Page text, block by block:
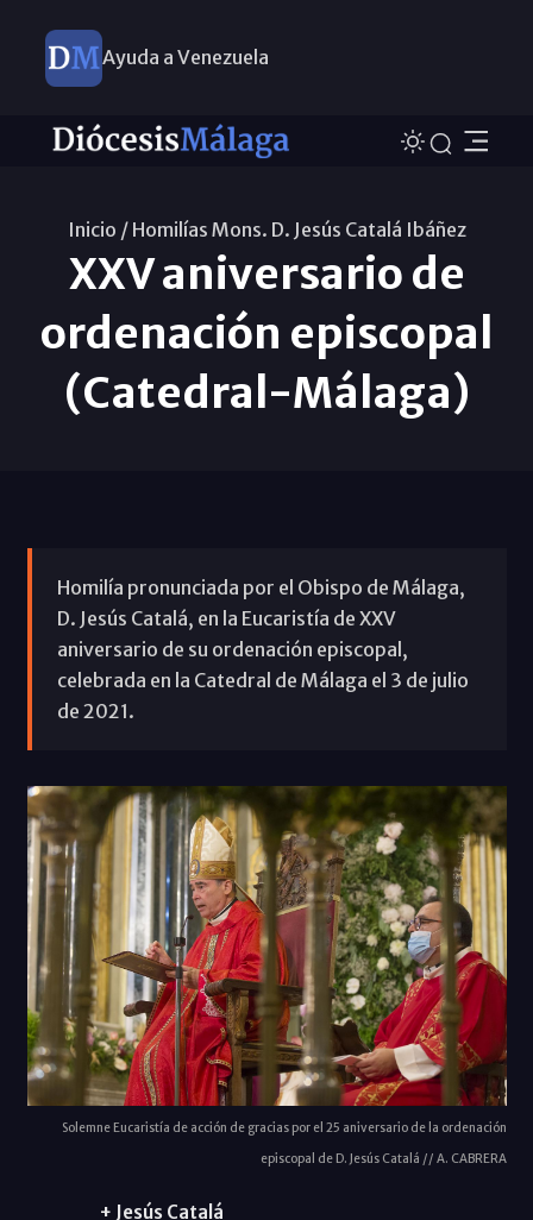
Ayuda a Venezuela
Inicio / Homilías Mons. D. Jesús Catalá Ibáñez
XXV aniversario de
ordenación episcopal
(Catedral-Málaga)
Homilía pronunciada por el Obispo de Málaga,
D. Jesús Catalá, en la Eucaristía de XXV
aniversario de su ordenación episcopal,
celebrada en la Catedral de Málaga el 3 de julio
de 2021.
Solemne Eucaristía de acción de gracias por el 25 aniversario de la ordenación
episcopal de D. Jesús Catalá // A. CABRERA
+ Jesús Catalá